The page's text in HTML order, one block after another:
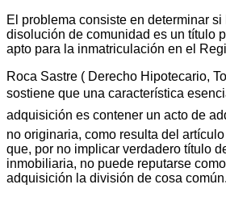
El problema consiste en determinar
disolución de comunidad es un título
apto para la inmatriculación en el
Roca Sastre ( Derecho Hipotecario,
sostiene que una característica
adquisición es contener un acto de
no originaria, como resulta del
que, por no implicar verdadero título
inmobiliaria, no puede reputarse
adquisición la división de cosa común.